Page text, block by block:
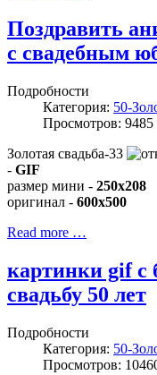
Поздравить
с свадебным
Подробности
Категория: 50-
Просмотров: 9485
Золотая свадьба-33
- GIF
размер мини - 250x208
оригинал - 600x500
Read more …
картинки gif с
свадьбу 50 лет
Подробности
Категория: 50-
Просмотров: